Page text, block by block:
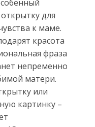
для
к маме.
красота
фраза
непременно
матери.
или
картинку –